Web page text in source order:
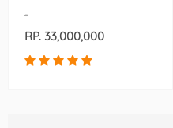
-
RP. 33,000,000